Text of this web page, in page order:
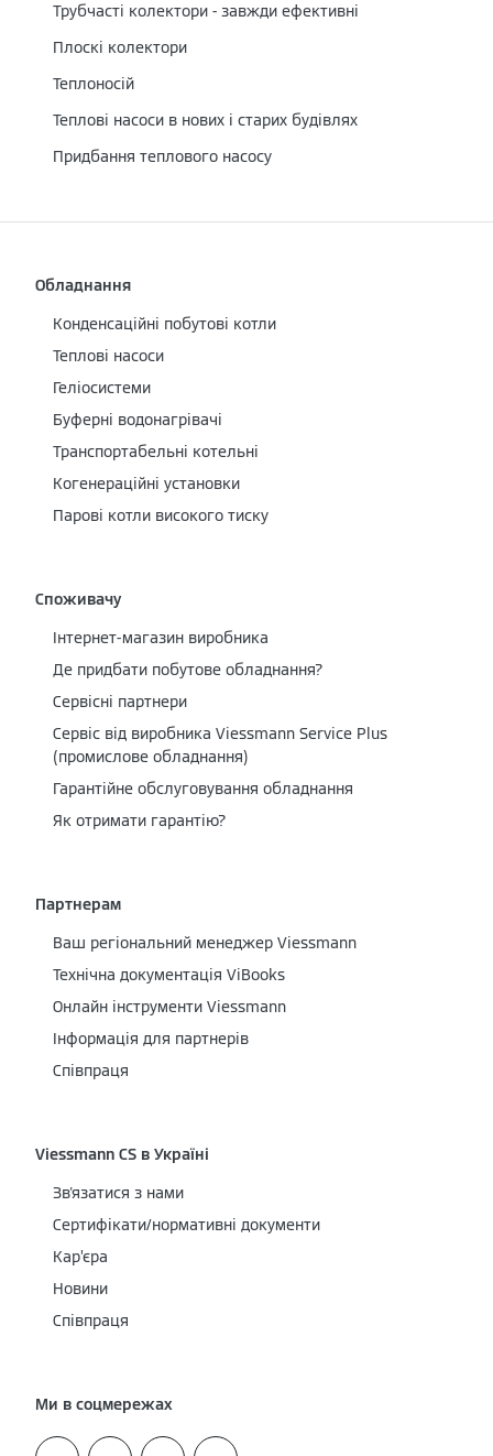
Трубчасті колектори - завжди ефективні
Плоскі колектори
Теплоносій
Теплові насоси в нових і старих будівлях
Придбання теплового насосу
Обладнання
Конденсаційні побутові котли
Теплові насоси
Геліосистеми
Буферні водонагрівачі
Транспортабельні котельні
Когенераційні установки
Парові котли високого тиску
Споживачу
Інтернет-магазин виробника
Де придбати побутове обладнання?
Сервісні партнери
Cервіс від виробника Viessmann Service Plus
(промислове обладнання)
Гарантійне обслуговування обладнання
Як отримати гарантію?
Партнерам
Ваш регіональний менеджер Viessmann
Технічна документація ViBooks
Онлайн інструменти Viessmann
Інформація для партнерів
Співпраця
Viessmann CS в Україні
Зв'язатися з нами
Сертифікати/нормативні документи
Кар’єра
Новини
Співпраця
Ми в соцмережах